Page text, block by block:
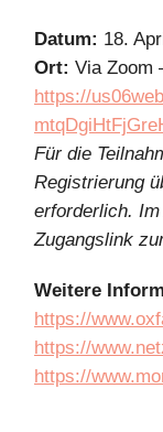
Datum: 18.
Ort: Via Zoom
https://
Für die
Registrierung
erforderlich.
Zugangslink
Weitere
https://
https://
https://